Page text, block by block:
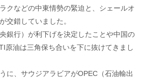
クなどの中東情勢の緊迫と、シェールオ
交錯していました。
銀行）が利下げを決定したことや中国の
原油は三角保ち合いを下に抜けてきまし
に、サウジアラビアがOPEC（石油輸出